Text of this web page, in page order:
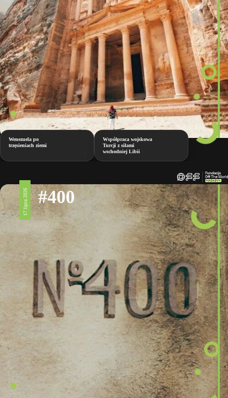
Wenezuela po
trzęsieniach ziemi
Współpraca wojskowa
Turcji z siłami
wschodniej Libii
17 lipca 2026 #400